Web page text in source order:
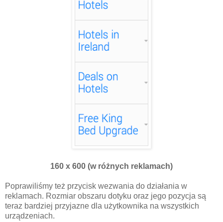
160 x 600 (w różnych reklamach)
Poprawiliśmy też przycisk wezwania do działania w
reklamach. Rozmiar obszaru dotyku oraz jego pozycja są
teraz bardziej przyjazne dla użytkownika na wszystkich
urządzeniach.